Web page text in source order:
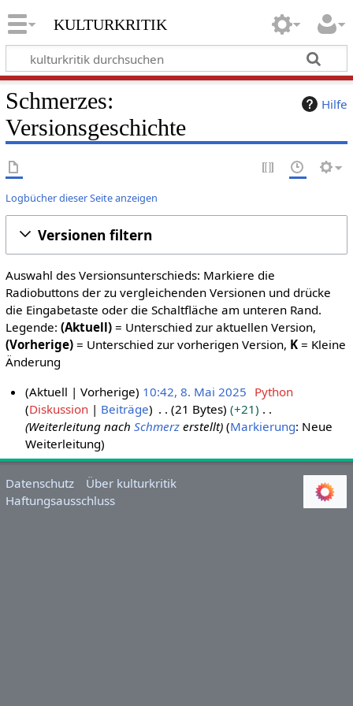
kulturkritik
Hilfe
Schmerzes:
Versionsgeschichte
Logbücher dieser Seite anzeigen
Versionen filtern
Auswahl des Versionsunterschieds: Markiere die
Radiobuttons der zu vergleichenden Versionen und drücke
die Eingabetaste oder die Schaltfläche am unteren Rand.
Legende: (Aktuell)= Unterschied zur aktuellen Version,
(Vorherige)= Unterschied zur vorherigen Version, K= Kleine
Änderung
a
i
2
Aktuell Vorherige 10:42, 8. Mai 2025 Python
Diskussion
Beiträge 21 Bytes
+21
Weiterleitung nachSchmerz erstellt Markierung: Neue
Weiterleitung
Datenschutz
Über kulturkritik
Haftungsausschluss